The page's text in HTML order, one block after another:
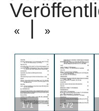
« | »
171 172